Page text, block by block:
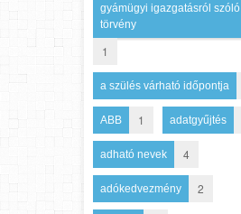
gyámügyi igazgatásról szóló
törvény
1
a szülés várható időpontja
ABB 1 adatgyűjtés
adható nevek 4
adókedvezmény 2